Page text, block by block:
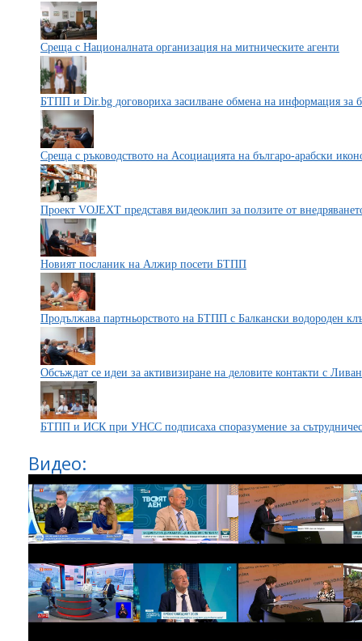
Среща с Националната организация на митническите агенти
БТПП и Dir.bg договориха засилване обмена на информация за
Среща с ръководството на Асоциацията на българо-арабски
Проект VOJEXT представя видеоклип за ползите от
Новият посланик на Алжир посети БТПП
Продължава партньорството на БТПП с Балкански водороден
Обсъждат се идеи за активизиране на деловите контакти с Ливан
БТПП и ИСК при УНСС подписаха споразумение за
Видео: